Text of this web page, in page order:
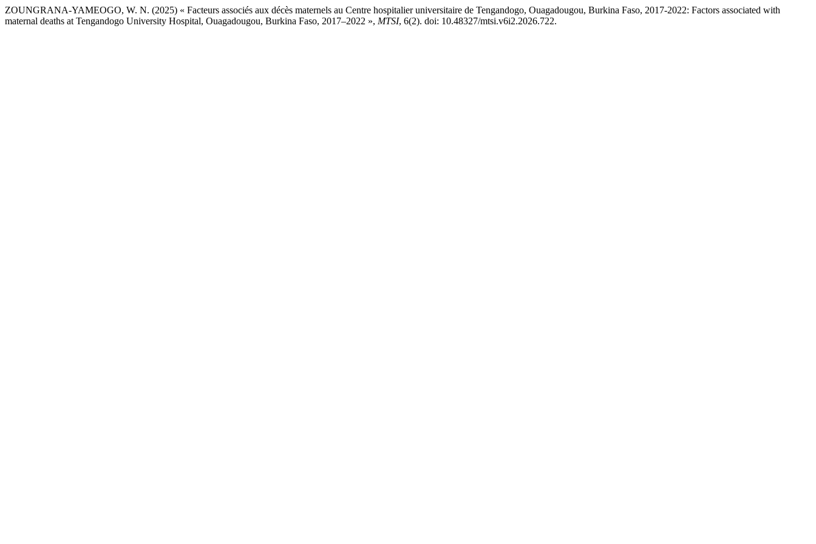
ZOUNGRANA-YAMEOGO, W. N. (2025) « Facteurs associés aux décès maternels au Centre hospitalier universitaire de Tengandogo, Ouagadougou, Burkina Faso, 2017-2022: Factors associated with
maternal deaths at Tengandogo University Hospital, Ouagadougou, Burkina Faso, 2017–2022 », MTSI, 6(2). doi: 10.48327/mtsi.v6i2.2026.722.